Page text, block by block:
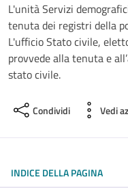
L'unità Servizi
tenuta dei registri della
L'ufficio Stato civile,
provvede alla tenuta e
stato civile.
Condividi Vedi
INDICE DELLA PAGINA